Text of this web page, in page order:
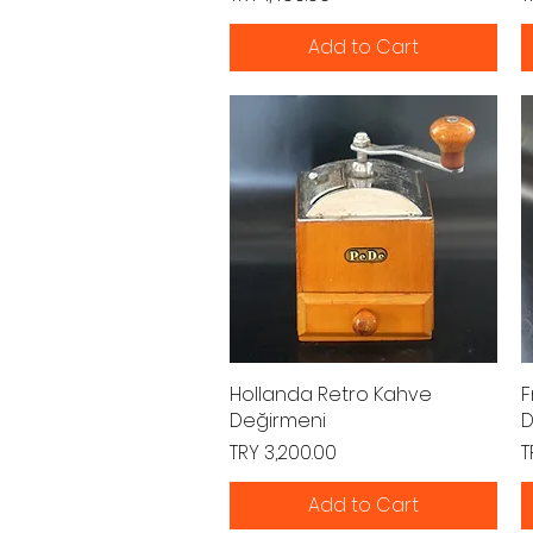
Add to Cart
Quick View
Hollanda Retro Kahve
Değirmeni
Price
TRY 3,200.00
Add to Cart